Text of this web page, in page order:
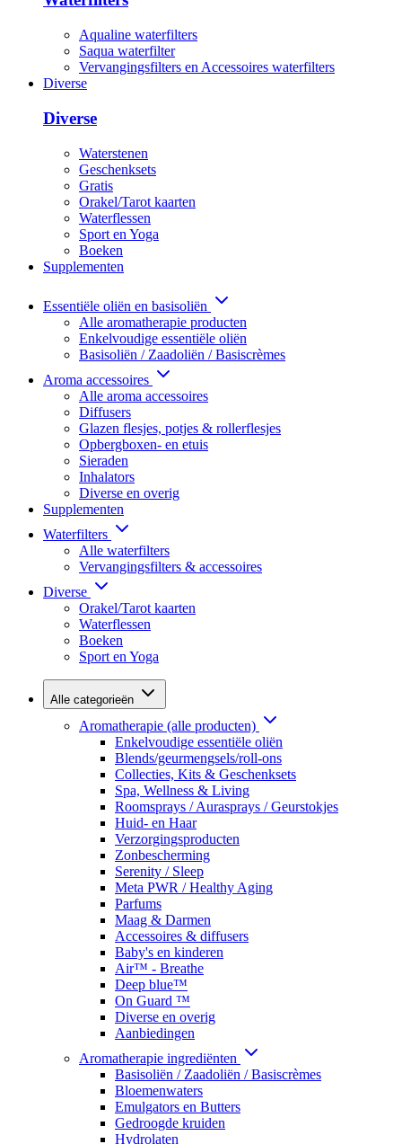
Aqualine waterfilters
Saqua waterfilter
Vervangingsfilters en Accessoires waterfilters
Diverse
Diverse
Waterstenen
Geschenksets
Gratis
Orakel/Tarot kaarten
Waterflessen
Sport en Yoga
Boeken
Supplementen
Essentiële oliën en basisoliën
Alle aromatherapie producten
Enkelvoudige essentiële oliën
Basisoliën / Zaadoliën / Basiscrèmes
Aroma accessoires
Alle aroma accessoires
Diffusers
Glazen flesjes, potjes & rollerflesjes
Opbergboxen- en etuis
Sieraden
Inhalators
Diverse en overig
Supplementen
Waterfilters
Alle waterfilters
Vervangingsfilters & accessoires
Diverse
Orakel/Tarot kaarten
Waterflessen
Boeken
Sport en Yoga
Alle categorieën
Aromatherapie (alle producten)
Enkelvoudige essentiële oliën
Blends/geurmengsels/roll-ons
Collecties, Kits & Geschenksets
Spa, Wellness & Living
Roomsprays / Aurasprays / Geurstokjes
Huid- en Haar
Verzorgingsproducten
Zonbescherming
Serenity / Sleep
Meta PWR / Healthy Aging
Parfums
Maag & Darmen
Accessoires & diffusers
Baby's en kinderen
Air™ - Breathe
Deep blue™
On Guard ™
Diverse en overig
Aanbiedingen
Aromatherapie ingrediënten
Basisoliën / Zaadoliën / Basiscrèmes
Bloemenwaters
Emulgators en Butters
Gedroogde kruiden
Hydrolaten